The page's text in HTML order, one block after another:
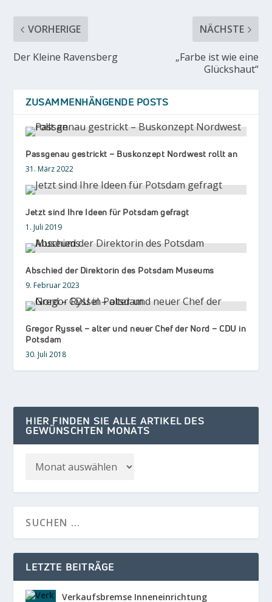
VORHERIGE
Der Kleine Ravensberg
NÄCHSTE
„Farbe ist wie eine
Glückshaut“
ZUSAMMENHÄNGENDE POSTS
Passgenau gestrickt – Buskonzept Nordwest rollt an
31. März 2022
Jetzt sind Ihre Ideen für Potsdam gefragt
1. Juli 2019
Abschied der Direktorin des Potsdam Museums
9. Februar 2023
Gregor Ryssel – alter und neuer Chef der Nord – CDU in
Potsdam
30. Juli 2018
HIER FINDEN SIE ALLE ARTIKEL DES
GEWÜNSCHTEN MONATS
LETZTE BEITRÄGE
Verkaufsbremse Inneneinrichtung